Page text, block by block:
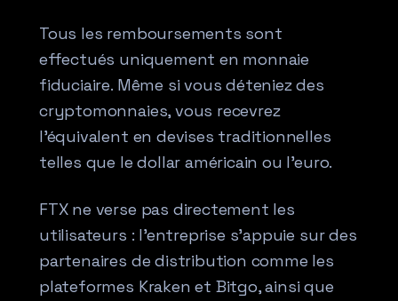
Tous les remboursements sont
effectués uniquement en monnaie
fiduciaire. Même si vous déteniez des
cryptomonnaies, vous recevrez
l’équivalent en devises traditionnelles
telles que le dollar américain ou l’euro.
FTX ne verse pas directement les
utilisateurs : l’entreprise s’appuie sur des
partenaires de distribution comme les
plateformes Kraken et Bitgo, ainsi que